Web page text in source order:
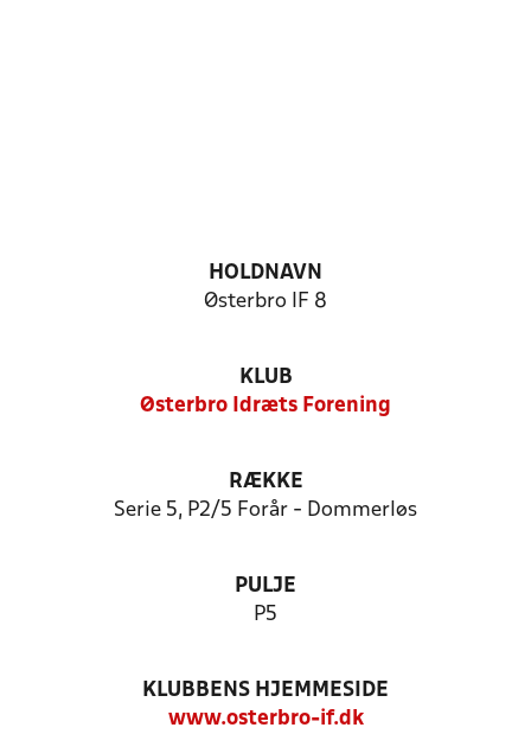
HOLDNAVN
Østerbro IF 8
KLUB
Østerbro Idræts Forening
RÆKKE
Serie 5, P2/5 Forår - Dommerløs
PULJE
P5
KLUBBENS HJEMMESIDE
www.osterbro-if.dk